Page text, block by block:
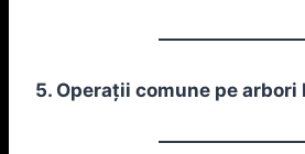
5. Operații comune pe arbori